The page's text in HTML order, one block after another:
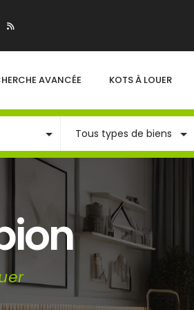
AVANCÉE KOTS À LOUER